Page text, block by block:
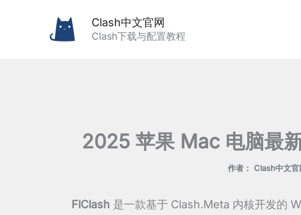
Clash中文官网
Clash下载与配置教程
2025 苹果 Mac 电脑最
作者： Clash中文官
FlClash 是一款基于 Clash.Meta 内核开发的